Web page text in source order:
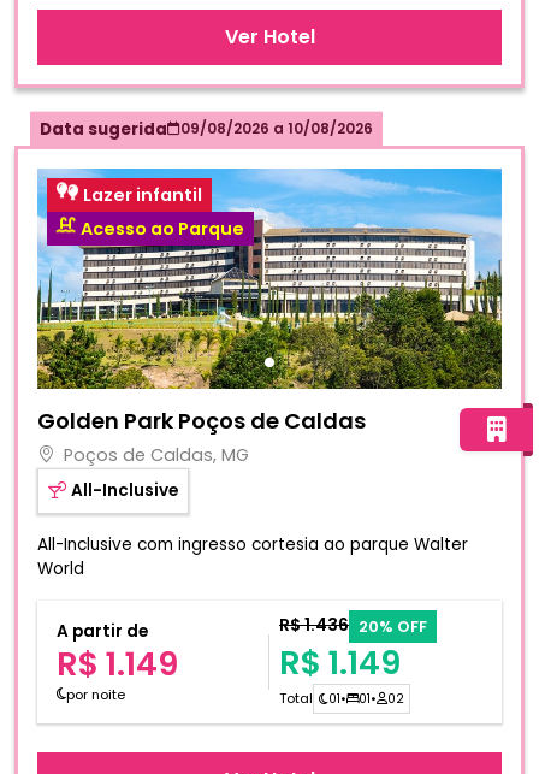
Ver Hotel
Data sugerida 09/08/2026 a 10/08/2026
Lazer infantil
Acesso ao Parque
Golden Park Poços de Caldas
Poços de Caldas, MG
All-Inclusive
All-Inclusive com ingresso cortesia ao parque Walter
World
A partir de
R$ 1.149
por noite
R$ 1.436 20% OFF
R$ 1.149
Total 01• 01• 02